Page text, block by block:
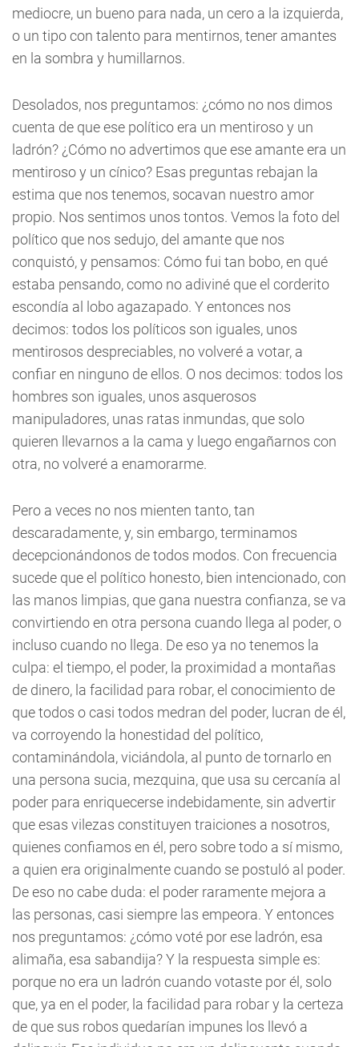
mediocre, un bueno para nada, un cero a la izquierda,
o un tipo con talento para mentirnos, tener amantes
en la sombra y humillarnos.
Desolados, nos preguntamos: ¿cómo no nos dimos
cuenta de que ese político era un mentiroso y un
ladrón? ¿Cómo no advertimos que ese amante era un
mentiroso y un cínico? Esas preguntas rebajan la
estima que nos tenemos, socavan nuestro amor
propio. Nos sentimos unos tontos. Vemos la foto del
político que nos sedujo, del amante que nos
conquistó, y pensamos: Cómo fui tan bobo, en qué
estaba pensando, como no adiviné que el corderito
escondía al lobo agazapado. Y entonces nos
decimos: todos los políticos son iguales, unos
mentirosos despreciables, no volveré a votar, a
confiar en ninguno de ellos. O nos decimos: todos los
hombres son iguales, unos asquerosos
manipuladores, unas ratas inmundas, que solo
quieren llevarnos a la cama y luego engañarnos con
otra, no volveré a enamorarme.
Pero a veces no nos mienten tanto, tan
descaradamente, y, sin embargo, terminamos
decepcionándonos de todos modos. Con frecuencia
sucede que el político honesto, bien intencionado, con
las manos limpias, que gana nuestra confianza, se va
convirtiendo en otra persona cuando llega al poder, o
incluso cuando no llega. De eso ya no tenemos la
culpa: el tiempo, el poder, la proximidad a montañas
de dinero, la facilidad para robar, el conocimiento de
que todos o casi todos medran del poder, lucran de él,
va corroyendo la honestidad del político,
contaminándola, viciándola, al punto de tornarlo en
una persona sucia, mezquina, que usa su cercanía al
poder para enriquecerse indebidamente, sin advertir
que esas vilezas constituyen traiciones a nosotros,
quienes confiamos en él, pero sobre todo a sí mismo,
a quien era originalmente cuando se postuló al poder.
De eso no cabe duda: el poder raramente mejora a
las personas, casi siempre las empeora. Y entonces
nos preguntamos: ¿cómo voté por ese ladrón, esa
alimaña, esa sabandija? Y la respuesta simple es:
porque no era un ladrón cuando votaste por él, solo
que, ya en el poder, la facilidad para robar y la certeza
de que sus robos quedarían impunes los llevó a